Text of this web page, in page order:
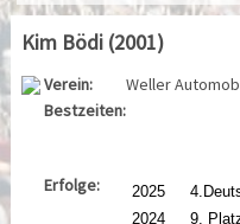
Kim Bödi (2001)
Verein:
Weller
Bestzeiten:
Erfolge: 2025
2024
9.